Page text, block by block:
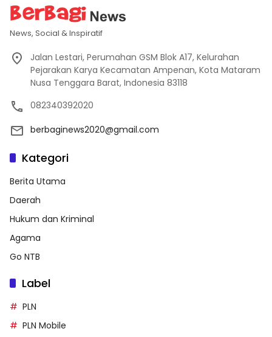
News, Social & Inspiratif
Jalan Lestari, Perumahan GSM Blok A17, Kelurahan
Pejarakan Karya Kecamatan Ampenan, Kota Mataram
Nusa Tenggara Barat, Indonesia 83118
082340392020
berbaginews2020@gmail.com
Kategori
Berita Utama
Daerah
Hukum dan Kriminal
Agama
Go NTB
Label
PLN
PLN Mobile